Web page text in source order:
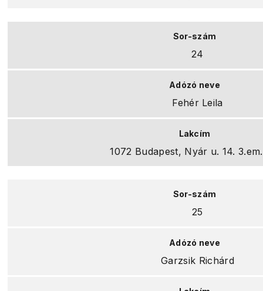
24
Fehér Leila
1072 Budapest, Nyár u. 14.
25
Garzsik Richárd